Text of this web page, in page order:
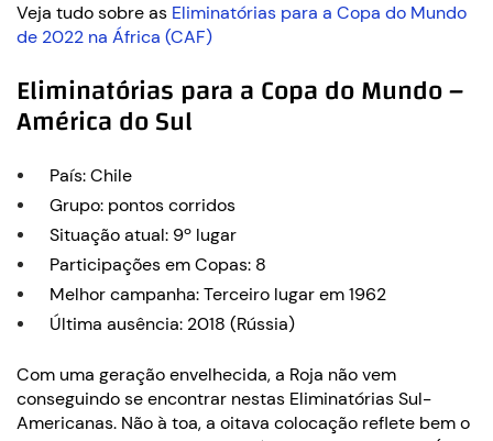
Veja tudo sobre as Eliminatórias para a Copa do Mundo
de 2022 na África (CAF)
Eliminatórias para a Copa do Mundo –
América do Sul
País: Chile
Grupo: pontos corridos
Situação atual: 9º lugar
Participações em Copas: 8
Melhor campanha: Terceiro lugar em 1962
Última ausência: 2018 (Rússia)
Com uma geração envelhecida, a Roja não vem
conseguindo se encontrar nestas Eliminatórias Sul-
Americanas. Não à toa, a oitava colocação reflete bem o